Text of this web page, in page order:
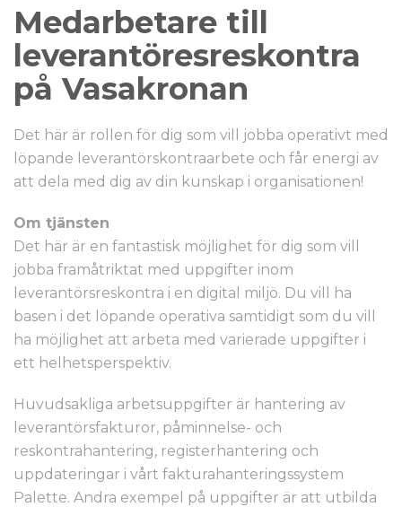
Medarbetare till
leverantöresreskontra
på Vasakronan
Det här är rollen för dig som vill jobba operativt med
löpande leverantörskontraarbete och får energi av
att dela med dig av din kunskap i organisationen!
Om tjänsten
Det här är en fantastisk möjlighet för dig som vill
jobba framåtriktat med uppgifter inom
leverantörsreskontra i en digital miljö. Du vill ha
basen i det löpande operativa samtidigt som du vill
ha möjlighet att arbeta med varierade uppgifter i
ett helhetsperspektiv.
Huvudsakliga arbetsuppgifter är hantering av
leverantörsfakturor, påminnelse- och
reskontrahantering, registerhantering och
uppdateringar i vårt fakturahanteringssystem
Palette. Andra exempel på uppgifter är att utbilda